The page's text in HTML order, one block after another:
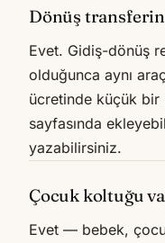
Dönüş
Evet. Gidiş-dönüş
olduğunca aynı
ücretinde küçük bir
sayfasında
yazabilirsiniz.
Çocuk koltuğu
Evet — bebek,